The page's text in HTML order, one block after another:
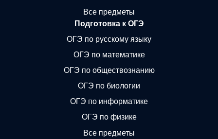
Все предметы
Подготовка к ОГЭ
ОГЭ по русскому языку
ОГЭ по математике
ОГЭ по обществознанию
ОГЭ по биологии
ОГЭ по информатике
ОГЭ по физике
Все предметы